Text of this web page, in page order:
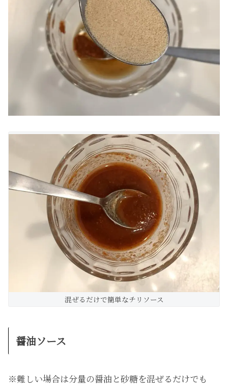
混ぜるだけで簡単なチリソース
醤油ソース
※難しい場合は分量の醤油と砂糖を混ぜるだけでも